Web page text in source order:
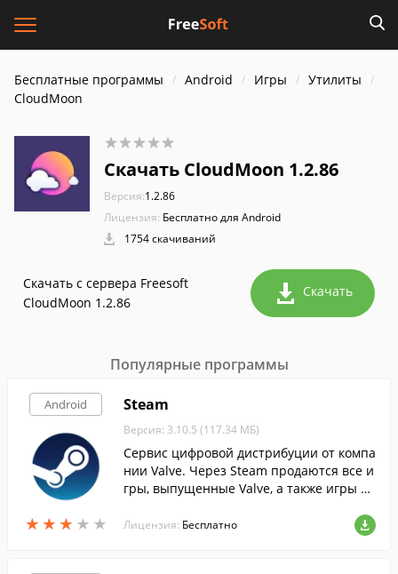
Бесплатные программы Android Игры
Утилиты
CloudMoon
Скачать CloudMoon 1.2.86
Версия:1.2.86
Лицензия: Бесплатно для Android
1754 скачиваний
Скачать с сервера Freesoft
CloudMoon 1.2.86
Скачать
Популярные программы
Android
★ ★ ★ ★ ★
★ ★ ★ ★ ★
Steam
Версия: 3.10.5 (117.34 МБ)
Сервис цифровой дистрибуции от компа
нии Valve. Через Steam продаются все и
гры, выпущенные Valve, а также игры ст
Лицензия: Бесплатно